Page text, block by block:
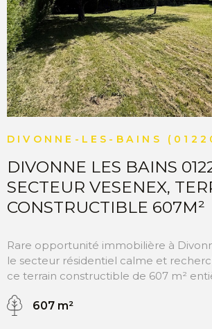
DIVONNE-LES-BAINS
DIVONNE LES BAINS
SECTEUR VESENEX,
CONSTRUCTIBLE 607M²
Rare opportunité immobilière à
le secteur résidentiel calme et
ce terrain constructible de 607 m²
de construction de maison individuelle.
607 m²
VOIR LE